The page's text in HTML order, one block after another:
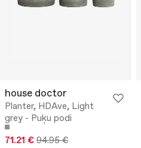
house doctor
Planter, HDAve, Light
grey - Puķu podi
71.21 € 94.95 €